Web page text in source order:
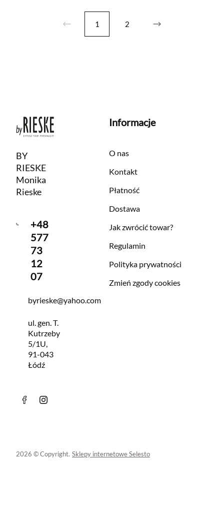
1 2
BY
RIESKE
Monika
Rieske
+48
577
73
12
07
byrieske@yahoo.com
ul. gen. T.
Kutrzeby
5/1U,
91-043
Łódź
Informacje
O nas
Kontakt
Płatność
Dostawa
Jak zwrócić towar?
Regulamin
Polityka prywatności
Zmień zgody cookies
2026 © Copyright. Sklepy internetowe Selesto